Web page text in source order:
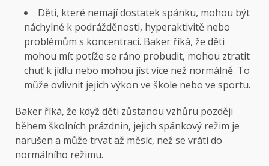
Děti, které nemají dostatek spánku, mohou být
náchylné k podrážděnosti, hyperaktivitě nebo
problémům s koncentrací. Baker říká, že děti
mohou mít potíže se ráno probudit, mohou ztratit
chuť k jídlu nebo mohou jíst více než normálně. To
může ovlivnit jejich výkon ve škole nebo ve sportu.
Baker říká, že když děti zůstanou vzhůru později
během školních prázdnin, jejich spánkový režim je
narušen a může trvat až měsíc, než se vrátí do
normálního režimu.